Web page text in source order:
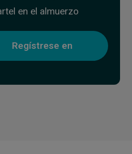
en el almuerzo
Regístrese en